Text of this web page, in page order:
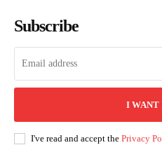
Subscribe
I WANT
I've read and accept the Privacy